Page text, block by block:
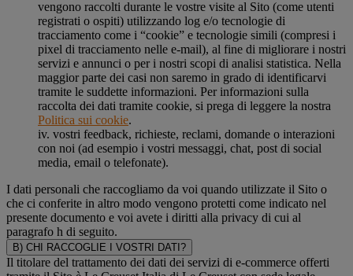
vengono raccolti durante le vostre visite al Sito (come utenti
registrati o ospiti) utilizzando log e/o tecnologie di
tracciamento come i “cookie” e tecnologie simili (compresi i
pixel di tracciamento nelle e-mail), al fine di migliorare i nostri
servizi e annunci o per i nostri scopi di analisi statistica. Nella
maggior parte dei casi non saremo in grado di identificarvi
tramite le suddette informazioni. Per informazioni sulla
raccolta dei dati tramite cookie, si prega di leggere la nostra
Politica sui cookie.
iv. vostri feedback, richieste, reclami, domande o interazioni
con noi (ad esempio i vostri messaggi, chat, post di social
media, email o telefonate).
I dati personali che raccogliamo da voi quando utilizzate il Sito o
che ci conferite in altro modo vengono protetti come indicato nel
presente documento e voi avete i diritti alla privacy di cui al
paragrafo h di seguito.
B) CHI RACCOGLIE I VOSTRI DATI?
Il titolare del trattamento dei dati dei servizi di e-commerce offerti